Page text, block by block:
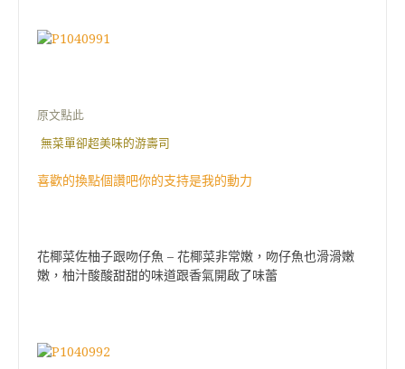
原文點此
無菜單卻超美味的游壽司
喜歡的換點個讚吧你的支持是我的動力
花椰菜佐柚子跟吻仔魚 – 花椰菜非常嫩，吻仔魚也滑滑嫩
嫩，柚汁酸酸甜甜的味道跟香氣開啟了味蕾